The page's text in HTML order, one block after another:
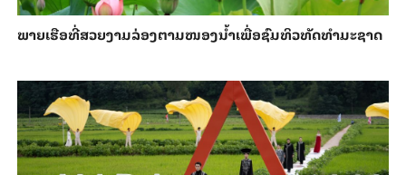
ພາຍ​ເຮືອທີ່​ສວຍ​ງາມ​ລ່ອງ​ຕາມ​​ໜອງນ້ຳ​​ເພື່ອ​ຊົມ​ທິວ​ທັດ​ທຳ​ມະ​ຊາດ